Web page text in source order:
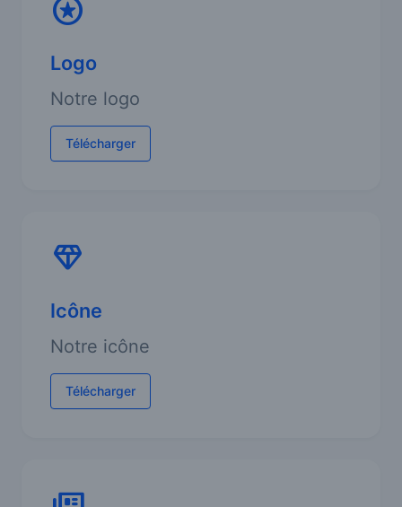
Logo
Notre logo
Télécharger
Icône
Notre icône
Télécharger